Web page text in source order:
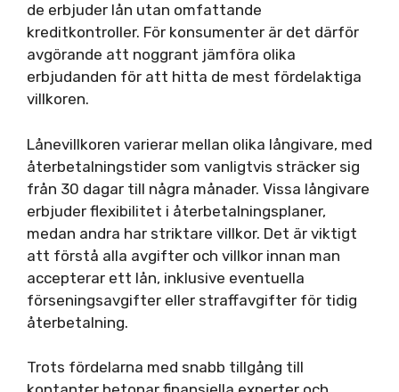
de erbjuder lån utan omfattande
kreditkontroller. För konsumenter är det därför
avgörande att noggrant jämföra olika
erbjudanden för att hitta de mest fördelaktiga
villkoren.
Lånevillkoren varierar mellan olika långivare, med
återbetalningstider som vanligtvis sträcker sig
från 30 dagar till några månader. Vissa långivare
erbjuder flexibilitet i återbetalningsplaner,
medan andra har striktare villkor. Det är viktigt
att förstå alla avgifter och villkor innan man
accepterar ett lån, inklusive eventuella
förseningsavgifter eller straffavgifter för tidig
återbetalning.
Trots fördelarna med snabb tillgång till